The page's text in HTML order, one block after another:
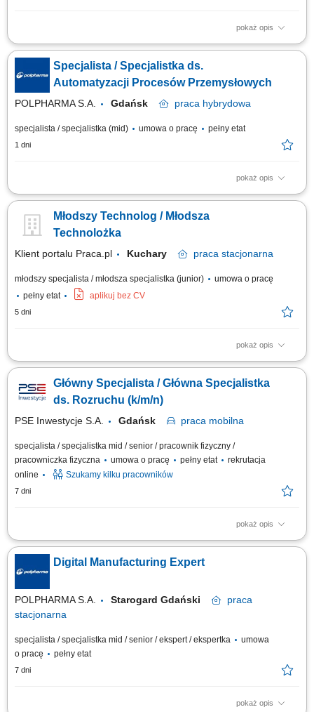
pokaż opis
Zakres obowiązków: Nadzór nad systemami serializacji i agregacji
wykorzystywanymi w procesach produkcyjnych. Administracja oraz
utrzymanie systemu Track&Trace na poziomie wsparcia L2 i L3.
Monitorowanie poprawności wymiany danych serializacyjnych pomiędzy
organizacją a partnerami...
Specjalista / Specjalistka ds.
Automatyzacji Procesów Przemysłowych
POLPHARMA S.A. Gdańsk praca hybrydowa
specjalista / specjalistka (mid) umowa o pracę pełny etat
1 dni
pokaż opis
Zakres obowiązków: Nadzór nad systemami serializacji i agregacji
utrzymanie systemu Track&Trace na poziomie wsparcia L2 i L3.
Monitorowanie poprawności wymiany danych serializacyjnych pomiędzy
Młodszy Technolog / Młodsza
Technolożka
Klient portalu Praca.pl Kuchary praca stacjonarna
młodszy specjalista / młodsza specjalistka (junior)
umowa o pracę
pełny etat
aplikuj bez CV
5 dni
pokaż opis
wsparcie procesu wdrażania nowych produktów oraz rozwiązań
dokumentacją techniczną, tworzenie rysunków technicznych oraz modeli
3D w programach CAD/SolidWorks, udział w przygotowywaniu
Główny Specjalista / Główna Specjalistka
ds. Rozruchu (k/m/n)
PSE Inwestycje S.A. Gdańsk praca mobilna
specjalista / specjalistka mid / senior / pracownik fizyczny /
pracowniczka fizyczna
umowa o pracę pełny etat
rekrutacja
online
Szukamy kilku pracowników
7 dni
pokaż opis
Kluczowe obowiązki: Nadzór nad procesami rozruchowymi oraz
badaniami technicznymi infrastruktury NN i WN. Parametryzacja
systemów automatyki zabezpieczeniowej EAZ. Weryfikacja jakości
montażu i zgodności instalacji z dokumentacją projektową.
Reprezentowanie firmy podczas testów fabrycznych...
Digital Manufacturing Expert
POLPHARMA S.A. Starogard Gdański
praca
stacjonarna
specjalista / specjalistka mid / senior / ekspert / ekspertka
umowa
o pracę
pełny etat
7 dni
pokaż opis